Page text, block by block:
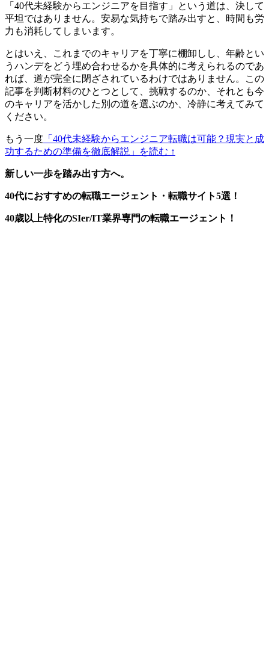
「40代未経験からエンジニアを目指す」という道は、決して
平坦ではありません。安易な気持ちで踏み出すと、時間も労
力も消耗してしまいます。
とはいえ、これまでのキャリアを丁寧に棚卸しし、年齢とい
うハンデをどう埋め合わせるかを具体的に考えられるのであ
れば、道が完全に閉ざされているわけではありません。この
記事を判断材料のひとつとして、挑戦するのか、それとも今
のキャリアを活かした別の道を選ぶのか、冷静に考えてみて
ください。
もう一度 「40代未経験からエンジニア転職は可能？現実と成
功するための準備を徹底解説」を読む ↑
新しい一歩を踏み出す方へ。
40代におすすめの転職エージェント・転職サイト5選！
40歳以上特化のSIer/IT業界専門の転職エージェント！